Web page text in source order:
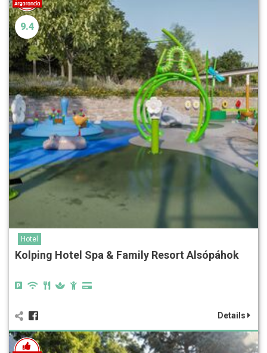
9.4
Hotel
Kolping Hotel Spa & Family Resort Alsópáhok
Details